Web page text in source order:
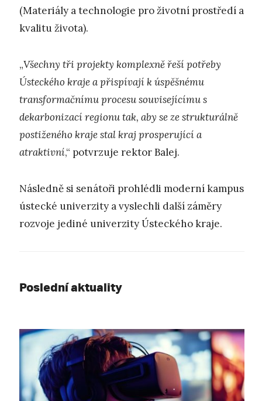
(Materiály a technologie pro životní prostředí a
kvalitu života).
„Všechny tři projekty komplexně řeší potřeby
Ústeckého kraje a přispívají k úspěšnému
transformačnímu procesu souvisejícímu s
dekarbonizací regionu tak, aby se ze strukturálně
postiženého kraje stal kraj prosperující a
atraktivní,“ potvrzuje rektor Balej.
Následně si senátoři prohlédli moderní kampus
ústecké univerzity a vyslechli další záměry
rozvoje jediné univerzity Ústeckého kraje.
Poslední aktuality